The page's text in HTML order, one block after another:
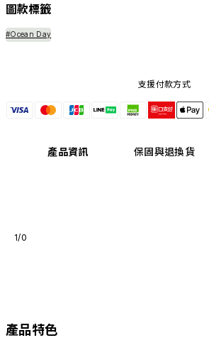
圖款標籤
#Ocean Day
支援付款方式
產品資訊 保固與退換貨
1/0
產品特色